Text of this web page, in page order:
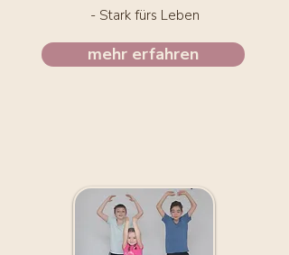
- Stark fürs Leben
mehr erfahren